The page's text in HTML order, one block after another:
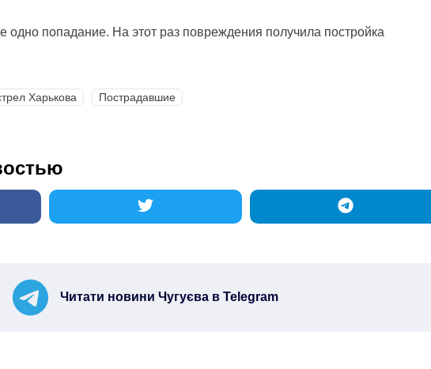
одно попадание. На этот раз повреждения получила постройка
Харькова Пострадавшие
Читати новини Чугуєва в Telegram